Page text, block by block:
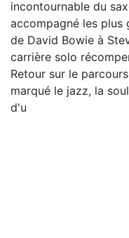
incontournable du
accompagné les plus
de David Bowie à
carrière solo
Retour sur le
marqué le jazz, la
d'u